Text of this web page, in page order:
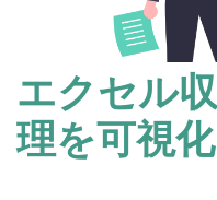
エクセル
理を可視化